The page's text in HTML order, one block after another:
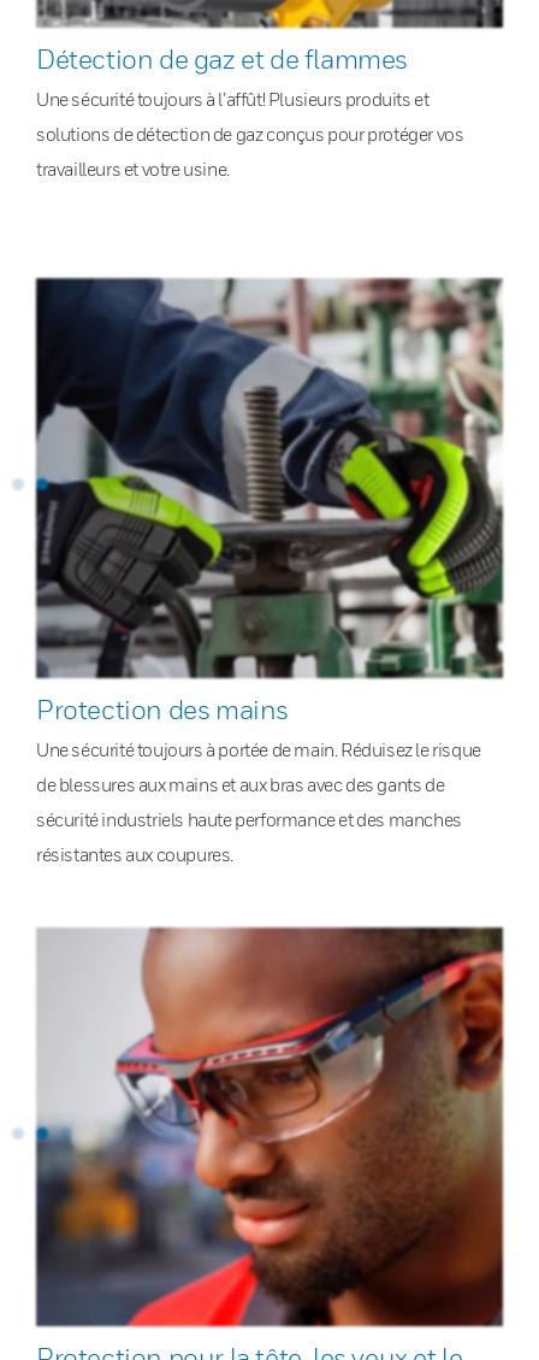
Détection de gaz et de flammes
Une sécurité toujours à l’affût! Plusieurs produits et
solutions de détection de gaz conçus pour protéger vos
travailleurs et votre usine.
Protection des mains
Une sécurité toujours à portée de main. Réduisez le risque
de blessures aux mains et aux bras avec des gants de
sécurité industriels haute performance et des manches
résistantes aux coupures.